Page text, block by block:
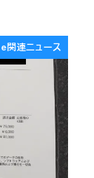
関連ニュース